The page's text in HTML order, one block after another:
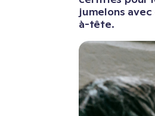
jumelons
à-tête.